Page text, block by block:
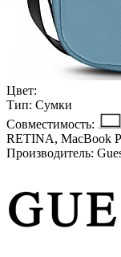
Цвет:
Тип: Сумки
Совместимость:
RETINA, MacBook
Производитель: